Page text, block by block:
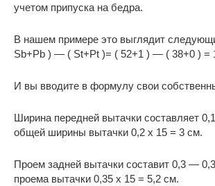
учетом припуска на бедра.
В нашем примере это выглядит
Sb+Pb ) — ( St+Pt )= ( 52+1 ) — ( 38+0 ) =
И вы вводите в формулу свои
Ширина передней вытачки составляет
общей ширины вытачки 0,2 х 15 = 3 см.
Проем задней вытачки составит 0,3 —
проема вытачки 0,35 х 15 = 5,2 см.